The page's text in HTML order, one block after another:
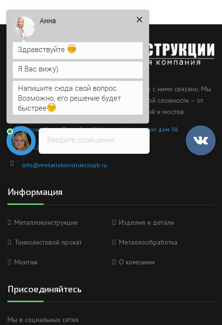
Наш профиль – металлоконструкции и все, что с ними связано. Мы
производим оригинальные и типовые МК любой сложности – от
лестниц и заборов до несущих каркасов зданий и мостов.
Россия, Санкт-Петербург, 2 Муринский проспект дом 38
8 (812) 603-49-30
info@metallokonstrukciispb.ru
Информация
Металлоконструкции Изделия и детали
Тонколистовой прокат Металлообработка
Монтаж О компании
Присоединяйтесь
Мы в социальных сетях
Введите сообщение
Анна
Здравствуйте
Я Вас вижу)
Напишите сюда свой вопрос.
Возможно, его решение будет
быстрее